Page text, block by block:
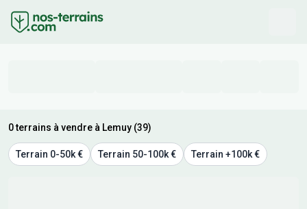
0 terrains à vendre à Lemuy (39)
Terrain 0-50k € Terrain 50-100k € Terrain +100k €